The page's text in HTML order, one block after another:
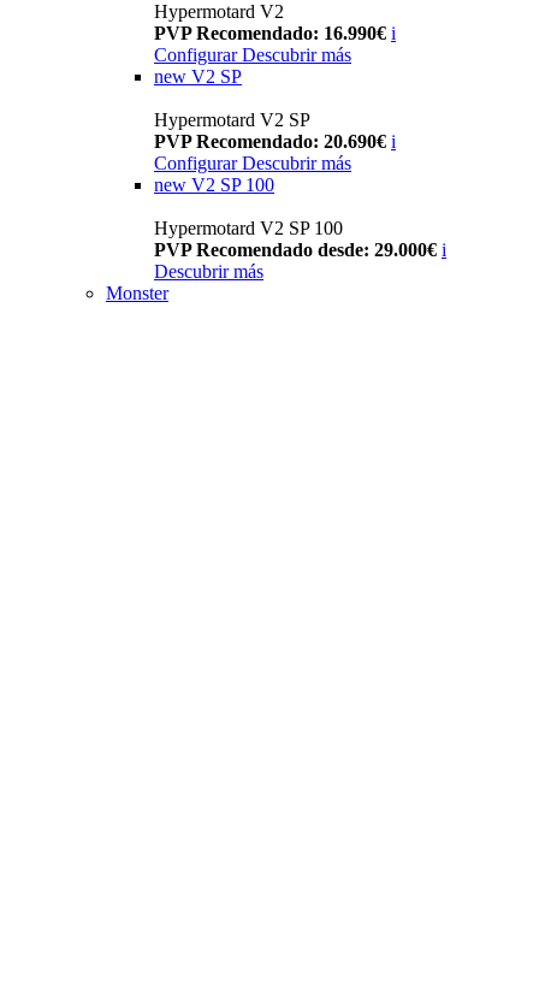
Hypermotard V2
PVP Recomendado: 16.990€ i
Configurar Descubrir más
new V2 SP
Hypermotard V2 SP
PVP Recomendado: 20.690€ i
Configurar Descubrir más
new V2 SP 100
Hypermotard V2 SP 100
PVP Recomendado desde: 29.000€ i
Descubrir más
Monster